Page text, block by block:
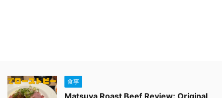
食事
Matsuya Roast Beef Review: Original